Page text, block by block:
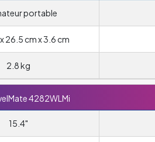
portable
26.5 cm x 3.6 cm
2.8 kg
4282WLMi
15.4"